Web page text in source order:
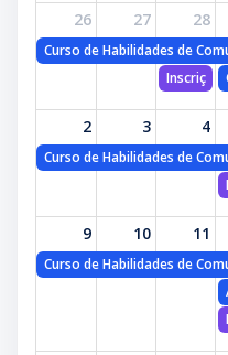
26
Curso de Habilidades de
27 28
2
Curso de Habilidades de
3 4
9
Curso de Habilidades de
10 11